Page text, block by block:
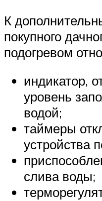
К
покупного
подогревом
индикатор,
уровень
водой;
таймеры
устройства
слива воды;